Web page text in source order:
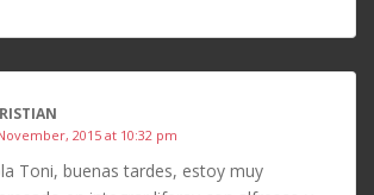
2015 at 10:32 pm
Toni, buenas tardes, estoy muy